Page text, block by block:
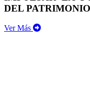
DEL
Ver Más